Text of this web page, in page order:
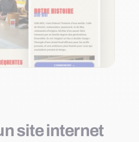
site internet